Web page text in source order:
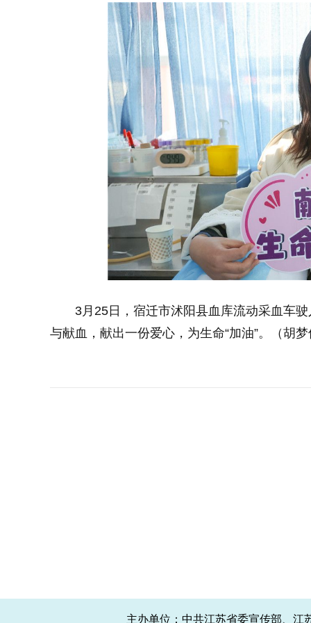
3月25日，宿迁市沭阳县血库流动采血车
与献血，献出一份爱心，为生命“加油”。（胡
主办单位：中共江苏省委宣传部